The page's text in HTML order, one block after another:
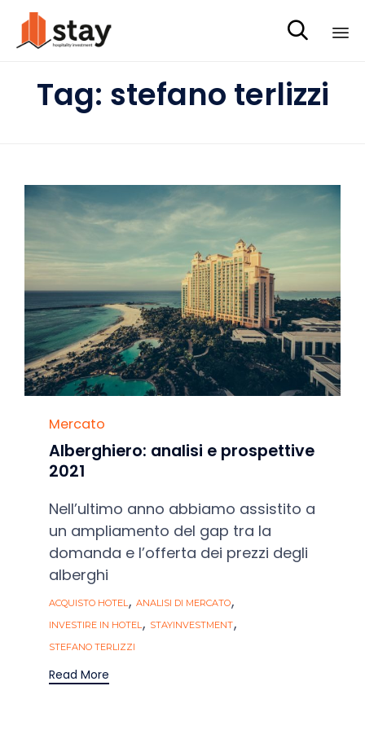

Tag: stefano terlizzi
Category
Mercato
Alberghiero: analisi e prospettive
2021
Nell’ultimo anno abbiamo assistito a
un ampliamento del gap tra la
domanda e l’offerta dei prezzi degli
alberghi
Tags
ACQUISTO HOTEL, ANALISI DI MERCATO,
INVESTIRE IN HOTEL, STAYINVESTMENT,
STEFANO TERLIZZI
Read More